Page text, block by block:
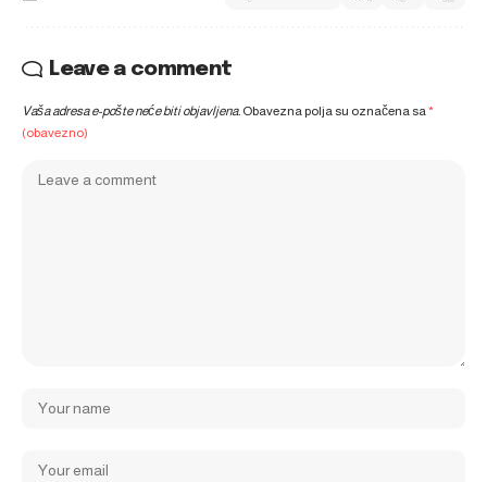
Leave a comment
Vaša adresa e-pošte neće biti objavljena. Obavezna polja su označena sa*
(obavezno)